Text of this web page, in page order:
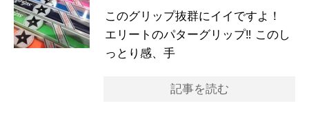
このグリップ抜群にイイですよ！
エリートのパターグリップ‼︎ このし
っとり感、手
記事を読む